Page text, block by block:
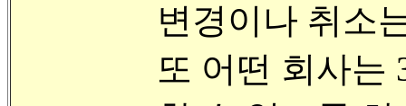
변경이나 취소
또 어떤 회사는